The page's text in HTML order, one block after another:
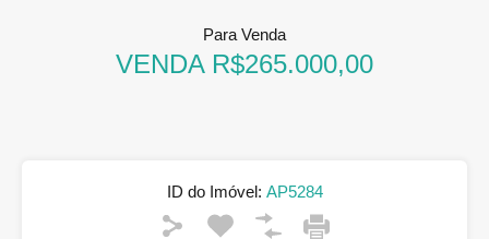
Para Venda
VENDA R$265.000,00
ID do Imóvel: AP5284